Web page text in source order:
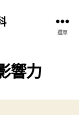
選單
響力